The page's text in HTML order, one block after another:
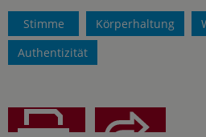
Stimme Körperhaltung
Authentizität